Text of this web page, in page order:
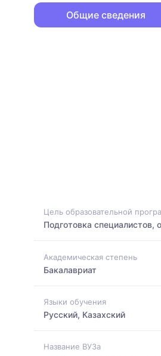
Общие сведения
Цель образовательной
Подготовка
Академическая степень
Бакалавриат
Языки обучения
Русский, Казахский
Название ВУЗа